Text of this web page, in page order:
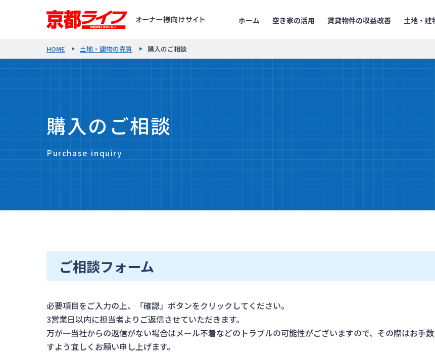
ホーム 空き家の活用 賃貸物件の収益改善 土地・建
HOME 土地・建物の売買 購入のご相談
購入のご相談
Purchase inquiry
ご相談フォーム
必要項目をご入力の上、「確認」ボタンをクリックしてください。
3営業日以内に担当者よりご返信させていただきます。
万が一当社からの返信がない場合はメール不着などのトラブルの可能性がございますので、その際はお手
すよう宜しくお願い申し上げます。